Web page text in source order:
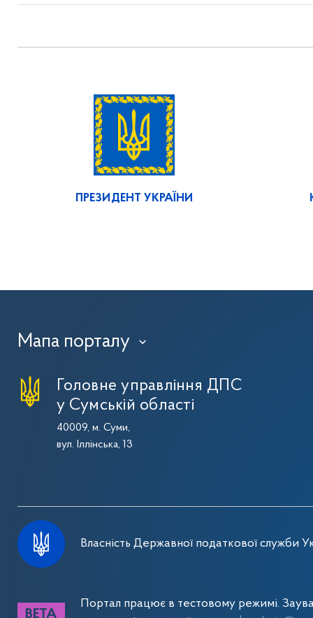
ПРЕЗИДЕНТ УКРАЇНИ
Мапа порталу ›
Головне управління ДПС
у Сумській області
40009, м. Суми,
вул. Іллінська, 13
Власність Державної податкової служби
Портал працює в тестовому режимі.